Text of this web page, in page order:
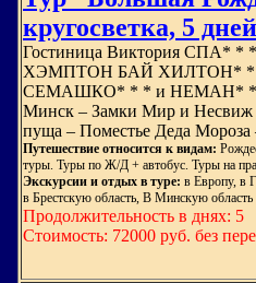
кругосветка, 5
Гостиница Виктория СПА* *
ХЭМПТОН БАЙ ХИЛТОН* * *
СЕМАШКО* * * и НЕМАН* * *
Минск – Замки Мир и Несвиж
пуща – Поместье Деда Мороза
Путешествие относится к видам:
туры. Туры по Ж/Д + автобус. Туры на
Экскурсии и отдых в туре: в Европу, в
в Брестскую область, В Минскую область
Продолжительность в днях: 5
Стоимость: 72000 руб. без